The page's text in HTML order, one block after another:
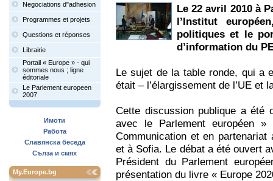
Negociations d"adhesion
Programmes et projets
Questions et réponses
Librairie
Portail « Europe » - qui
sommes nous ; ligne
éditoriale
Le Parlement europeen
2007
Имоти
Работа
Славянска беседа
Сълза и смях
My.Europe.bg
Le 22 avril 2010 à
l’Institut
politiques et le
d’information du
Le sujet de la table ronde, qui a
était – l’élargissement de l’UE et
Cette discussion publique a été
avec le Parlement européen
Communication et en
et à Sofia. Le débat a été ouvert
Président du Parlement
présentation du livre « Europe